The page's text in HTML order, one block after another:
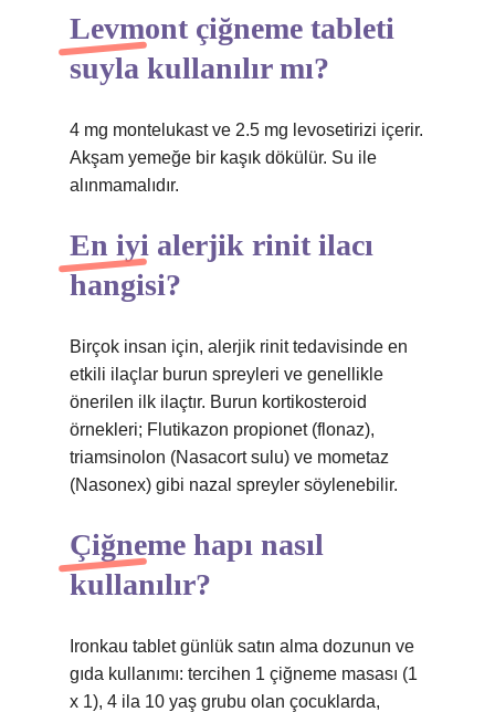
Levmont çiğneme tableti
suyla kullanılır mı?
4 mg montelukast ve 2.5 mg levosetirizi içerir.
Akşam yemeğe bir kaşık dökülür. Su ile
alınmamalıdır.
En iyi alerjik rinit ilacı
hangisi?
Birçok insan için, alerjik rinit tedavisinde en
etkili ilaçlar burun spreyleri ve genellikle
önerilen ilk ilaçtır. Burun kortikosteroid
örnekleri; Flutikazon propionet (flonaz),
triamsinolon (Nasacort sulu) ve mometaz
(Nasonex) gibi nazal spreyler söylenebilir.
Çiğneme hapı nasıl
kullanılır?
Ironkau tablet günlük satın alma dozunun ve
gıda kullanımı: tercihen 1 çiğneme masası (1
x 1), 4 ila 10 yaş grubu olan çocuklarda,